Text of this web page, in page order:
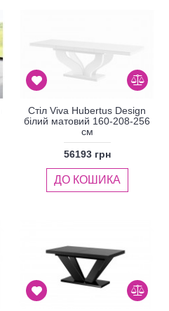
Стіл Viva Hubertus Design
білий матовий 160-208-256
см
56193 грн
ДО КОШИКА